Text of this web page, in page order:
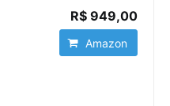
R$ 949,00
Amazon